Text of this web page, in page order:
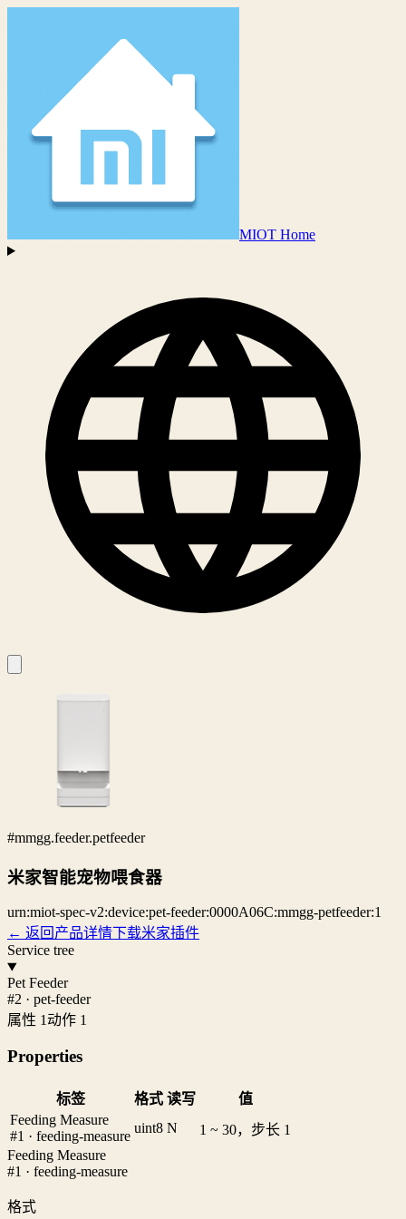
MIOT Home
#mmgg.feeder.petfeeder
米家智能宠物喂食器
urn:miot-spec-v2:device:pet-feeder:0000A06C:mmgg-petfeeder:1
← 返回产品详情下载米家插件
Service tree
Pet Feeder
#2 · pet-feeder
属性 1动作 1
Properties
标签 格式 读写
值
Feeding Measure
#1 · feeding-measure
uint8 N
1 ~ 30，步长 1
Feeding Measure
#1 · feeding-measure
格式